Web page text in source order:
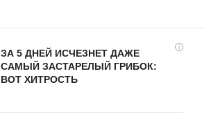
i
ЗА 5 ДНЕЙ ИСЧЕЗНЕТ ДАЖЕ
САМЫЙ ЗАСТАРЕЛЫЙ ГРИБОК:
ВОТ ХИТРОСТЬ